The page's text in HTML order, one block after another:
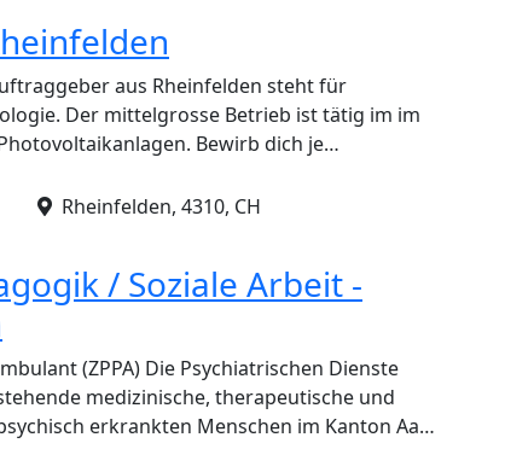
aus Rheinfelden steht für
Der mittelgrosse Betrieb ist tätig im im
Bewirb dich je…
Rheinfelden, 4310, CH
/ Soziale Arbeit -
(ZPPA) Die Psychiatrischen Dienste
medizinische, therapeutische und
erkrankten Menschen im Kanton Aa…